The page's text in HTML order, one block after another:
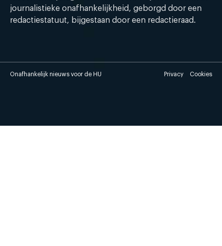
journalistieke onafhankelijkheid, geborgd door een
redactiestatuut, bijgestaan door een redactieraad.
Onafhankelijk nieuws voor de HU Privacy Cookies